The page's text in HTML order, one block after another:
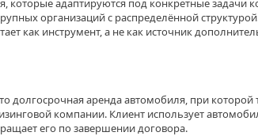
которые адаптируются под конкретные задачи
организаций с распределённой
как инструмент, а не как источник
долгосрочная аренда автомобиля, при которой
компании. Клиент использует
его по завершении договора.